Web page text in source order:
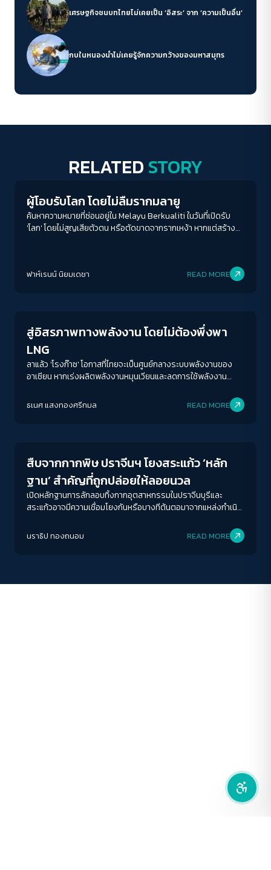
เศรษฐกิจชนบทไทยไม่เคยเป็น ‘อิสระ’ จาก ‘ความเป็นอื่น’
กบในหนองน้ำไม่เคยรู้จักความกว้างของมหาสมุทร
RELATED STORY
Human Rights
ผู้โอบรับโลก โดยไม่ลืมรากมลายู
ค้นหาความหมายที่ซ่อนอยู่ใน Melayu Berkualiti ในวันที่เปิดรับ
'โลก' โดยไม่สูญเสียตัวตน หรือตัดขาดจากรากเหง้า หากแต่สร้าง
ฟาห์เรนน์ นิยมเดชา READ MORE
สู่อิสรภาพทางพลังงาน โดยไม่ต้องพึ่งพา
LNG
ลาแล้ว 'โรงก๊าซ' โอกาสที่ไทยจะเป็นศูนย์กลางระบบพลังงานของ
อาเซียน หากเร่งผลิตพลังงานหมุนเวียนและลดการใช้พลังงาน
เท่านั้นที่จะทำให้ภาพฝันนั้นเกิดขึ้นจริง
ธเนศ แสงทองศรีกมล READ MORE
สืบจากกากพิษ ปราจีนฯ โยงสระแก้ว ‘หลัก
ฐาน’ สำคัญที่ถูกปล่อยให้ลอยนวล
เปิดหลักฐานการลักลอบทิ้งกากอุตสาหกรรมในปราจีนบุรีและ
สระแก้วอาจมีความเชื่อมโยงกันหรือบางทีต้นตอมาจากแหล่งกำเนิด
นราธิป ทองถนอม READ MORE
ระยะห่างข้อความ
ปกติ มาก มากที่สุด
ปิด Deutan Tritan